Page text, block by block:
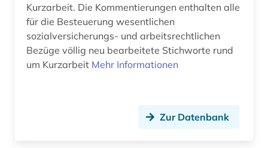
bande (1)
bandenkriminalität (1)
bankenaufsichtsrecht (1)
Kurzarbeit. Die Kommentierungen enthalten alle
für die Besteuerung wesentlichen
sozialversicherungs- und arbeitsrechtlichen
Bezüge völlig neu bearbeitete Stichworte rund
um Kurzarbeit Mehr Informationen
Zur Datenbank